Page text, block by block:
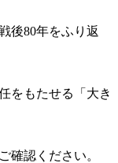
後80年をふり返
をもたせる「大き
確認ください。